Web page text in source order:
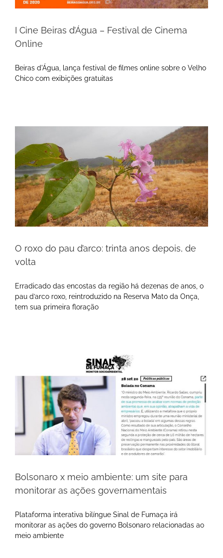
I Cine Beiras d’Água – Festival de Cinema
Online
Beiras d'Água, lança festival de filmes online sobre o Velho
Chico com exibições gratuitas
O roxo do pau d’arco: trinta anos depois, de
volta
Erradicado das encostas da região há dezenas de anos, o
pau d’arco roxo, reintroduzido na Reserva Mato da Onça,
tem sua primeira floração
Bolsonaro x meio ambiente: um site para
monitorar as ações governamentais
Plataforma interativa bilíngue Sinal de Fumaça irá
monitorar as ações do governo Bolsonaro relacionadas ao
meio ambiente